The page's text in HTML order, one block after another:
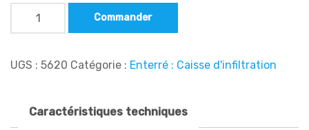
Commander
UGS : 5620 Catégorie : Enterré : Caisse d'infiltration
Caractéristiques techniques